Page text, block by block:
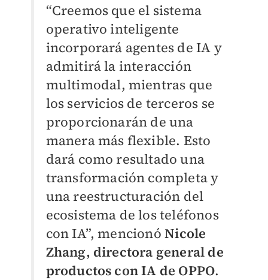
“Creemos que el sistema
operativo inteligente
incorporará agentes de IA y
admitirá la interacción
multimodal, mientras que
los servicios de terceros se
proporcionarán de una
manera más flexible. Esto
dará como resultado una
transformación completa y
una reestructuración del
ecosistema de los teléfonos
con IA”, mencionóNicole
Zhang, directora general de
productos con IA de OPPO.